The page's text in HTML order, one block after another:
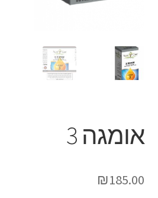
אומגה 3
₪185.00